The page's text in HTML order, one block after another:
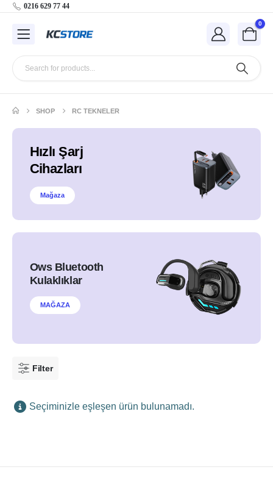
0216 629 77 44
0
SHOP RC TEKNELER
Hızlı Şarj
Cihazları
Mağaza
Ows Bluetooth
Kulaklıklar
MAĞAZA
Filter
Seçiminizle eşleşen ürün bulunamadı.